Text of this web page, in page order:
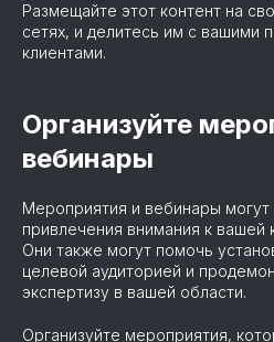
Размещайте этот контент на
сетях, и делитесь им с вашими
клиентами.
Организуйте
вебинары
Мероприятия и вебинары
привлечения внимания к вашей
Они также могут помочь
целевой аудиторией и
экспертизу в вашей области.
Организуйте мероприятия,